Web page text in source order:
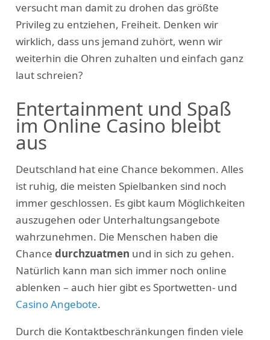
versucht man damit zu drohen das größte
Privileg zu entziehen, Freiheit. Denken wir
wirklich, dass uns jemand zuhört, wenn wir
weiterhin die Ohren zuhalten und einfach ganz
laut schreien?
Entertainment und Spaß
im Online Casino bleibt
aus
Deutschland hat eine Chance bekommen. Alles
ist ruhig, die meisten Spielbanken sind noch
immer geschlossen. Es gibt kaum Möglichkeiten
auszugehen oder Unterhaltungsangebote
wahrzunehmen. Die Menschen haben die
Chance durchzuatmen und in sich zu gehen.
Natürlich kann man sich immer noch online
ablenken – auch hier gibt es Sportwetten- und
Casino Angebote.
Durch die Kontaktbeschränkungen finden viele